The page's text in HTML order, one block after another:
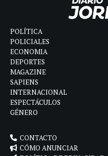
POLÍTICA
POLICIALES
ECONOMIA
DEPORTES
MAGAZINE
SAPIENS
INTERNACIONAL
ESPECTÁCULOS
GÉNERO
CONTACTO
CÓMO ANUNCIAR